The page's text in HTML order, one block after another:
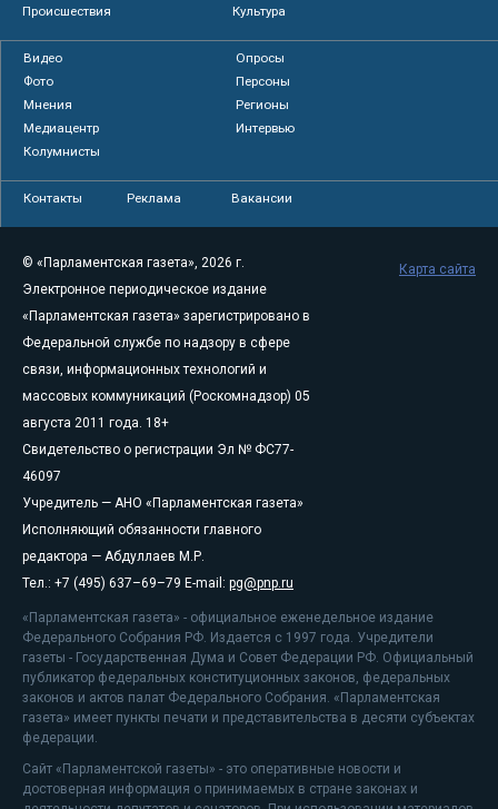
Происшествия
Культура
Видео
Опросы
Фото
Персоны
Мнения
Регионы
Медиацентр
Интервью
Колумнисты
Контакты Реклама Вакансии
© «Парламентская газета», 2026 г.
Электронное периодическое издание
«Парламентская газета» зарегистрировано в
Федеральной службе по надзору в сфере
связи, информационных технологий и
массовых коммуникаций (Роскомнадзор) 05
августа 2011 года. 18+
Свидетельство о регистрации Эл № ФС77-
46097
Учредитель — АНО «Парламентская газета»
Исполняющий обязанности главного
редактора — Абдуллаев М.Р.
Тел.: +7 (495) 637–69–79 E-mail: pg@pnp.ru
«Парламентская газета» - официальное еженедельное издание
Федерального Собрания РФ. Издается с 1997 года. Учредители
газеты - Государственная Дума и Совет Федерации РФ. Официальный
публикатор федеральных конституционных законов, федеральных
законов и актов палат Федерального Собрания. «Парламентская
газета» имеет пункты печати и представительства в десяти субъектах
федерации.
Сайт «Парламентской газеты» - это оперативные новости и
достоверная информация о принимаемых в стране законах и
Карта сайта